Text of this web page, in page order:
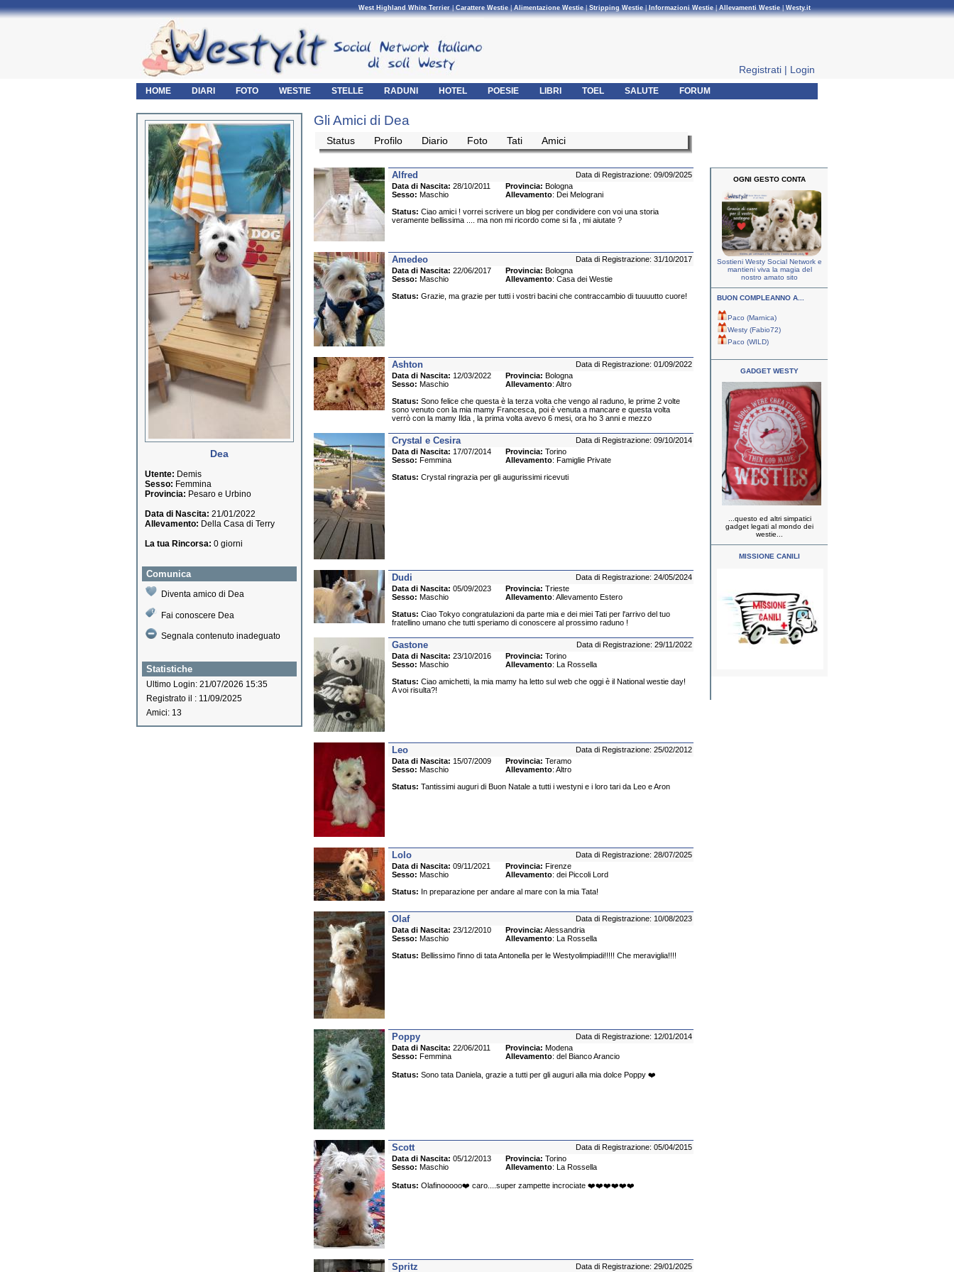
West Highland White Terrier|Carattere Westie|Alimentazione Westie|Stripping Westie| Informazioni Westie|Allevamenti Westie|Westy.it
Registrati | Login
HOME DIARI FOTO WESTIE STELLE RADUNI HOTEL POESIE LIBRI TOEL SALUTE FORUM
Dea
Utente: Demis
Sesso: Femmina
Provincia: Pesaro e Urbino
Data di Nascita: 21/01/2022
Allevamento: Della Casa di Terry
La tua Rincorsa: 0 giorni
Comunica
Diventa amico di Dea
Fai conoscere Dea
Segnala contenuto inadeguato
Statistiche
Ultimo Login: 21/07/2026 15:35
Registrato il : 11/09/2025
Amici: 13
Gli Amici di Dea
Status Profilo Diario Foto Tati Amici
Alfred
Data di Registrazione: 09/09/2025
Data di Nascita: 28/10/2011 Provincia: Bologna
Sesso: Maschio Allevamento: Dei Melograni
Status: Ciao amici ! vorrei scrivere un blog per condividere con voi una storia
veramente bellissima .... ma non mi ricordo come si fa , mi aiutate ?
Amedeo
Data di Registrazione: 31/10/2017
Data di Nascita: 22/06/2017 Provincia: Bologna
Sesso: Maschio Allevamento: Casa dei Westie
Status: Grazie, ma grazie per tutti i vostri bacini che contraccambio di tuuuutto cuore!
Ashton
Data di Registrazione: 01/09/2022
Data di Nascita: 12/03/2022 Provincia: Bologna
Sesso: Maschio Allevamento: Altro
Status: Sono felice che questa è la terza volta che vengo al raduno, le prime 2 volte
sono venuto con la mia mamy Francesca, poi è venuta a mancare e questa volta
verrò con la mamy Ilda , la prima volta avevo 6 mesi, ora ho 3 anni e mezzo
Crystal e Cesira
Data di Registrazione: 09/10/2014
Data di Nascita: 17/07/2014 Provincia: Torino
Sesso: Femmina Allevamento: Famiglie Private
Status: Crystal ringrazia per gli augurissimi ricevuti
Dudi
Data di Registrazione: 24/05/2024
Data di Nascita: 05/09/2023 Provincia: Trieste
Sesso: Maschio Allevamento: Allevamento Estero
Status: Ciao Tokyo congratulazioni da parte mia e dei miei Tati per l'arrivo del tuo
fratellino umano che tutti speriamo di conoscere al prossimo raduno !
Gastone
Data di Registrazione: 29/11/2022
Data di Nascita: 23/10/2016 Provincia: Torino
Sesso: Maschio Allevamento: La Rossella
Status: Ciao amichetti, la mia mamy ha letto sul web che oggi è il National westie day!
A voi risulta?!
Leo
Data di Registrazione: 25/02/2012
Data di Nascita: 15/07/2009 Provincia: Teramo
Sesso: Maschio Allevamento: Altro
Status: Tantissimi auguri di Buon Natale a tutti i westyni e i loro tari da Leo e Aron
Lolo
Data di Registrazione: 28/07/2025
Data di Nascita: 09/11/2021 Provincia: Firenze
Sesso: Maschio Allevamento: dei Piccoli Lord
Status: In preparazione per andare al mare con la mia Tata!
Olaf
Data di Registrazione: 10/08/2023
Data di Nascita: 23/12/2010 Provincia: Alessandria
Sesso: Maschio Allevamento: La Rossella
Status: Bellissimo l'inno di tata Antonella per le Westyolimpiadi!!!!! Che meraviglia!!!!
Poppy
Data di Registrazione: 12/01/2014
Data di Nascita: 22/06/2011 Provincia: Modena
Sesso: Femmina Allevamento: del Bianco Arancio
Status: Sono tata Daniela, grazie a tutti per gli auguri alla mia dolce Poppy ❤️
Scott
Data di Registrazione: 05/04/2015
Data di Nascita: 05/12/2013 Provincia: Torino
Sesso: Maschio Allevamento: La Rossella
Status: Olafinooooo❤️ caro....super zampette incrociate ❤️❤️❤️❤️❤️❤️
Spritz Data di Registrazione: 29/01/2025
OGNI GESTO CONTA
Sostieni Westy Social Network e
mantieni viva la magia del
nostro amato sito
BUON COMPLEANNO A...
Paco (Marnica)
Westy (Fabio72)
Paco (WILD)
GADGET WESTY
...questo ed altri simpatici
gadget legati al mondo dei
westie...
MISSIONE CANILI